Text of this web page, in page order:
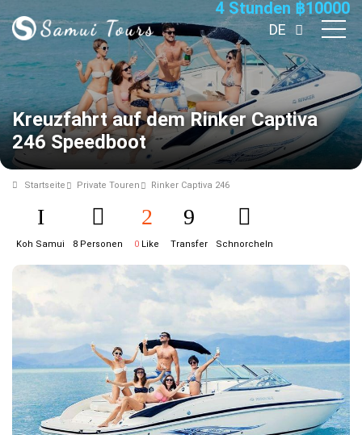
DE
Kreuzfahrt auf dem Rinker Captiva
246 Speedboot
4 Stunden ฿10000
Startseite Private Touren Rinker Captiva 246
Koh Samui 8 Personen 0 Like Transfer Schnorcheln